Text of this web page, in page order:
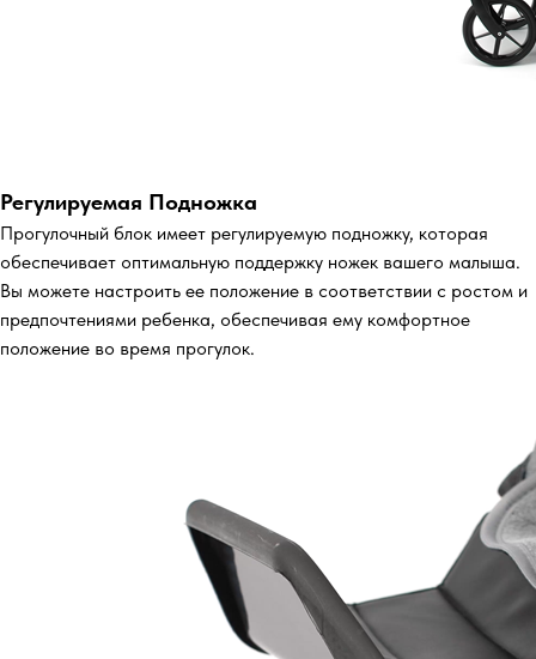
Регулируемая Подножка
Прогулочный блок имеет регулируемую подножку, которая
обеспечивает оптимальную поддержку ножек вашего малыша.
Вы можете настроить ее положение в соответствии с ростом и
предпочтениями ребенка, обеспечивая ему комфортное
положение во время прогулок.